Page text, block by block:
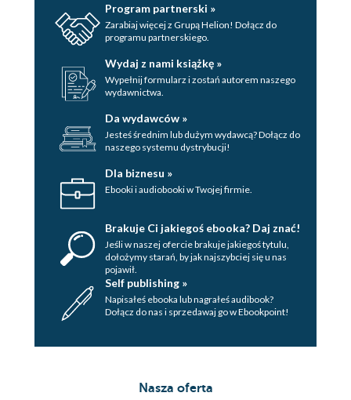
Program partnerski »
Zarabiaj więcej z Grupą Helion! Dołącz do
programu partnerskiego.
Wydaj z nami książkę »
Wypełnij formularz i zostań autorem naszego
wydawnictwa.
Da wydawców »
Jesteś średnim lub dużym wydawcą? Dołącz do
naszego systemu dystrybucji!
Dla biznesu »
Ebooki i audiobooki w Twojej firmie.
Brakuje Ci jakiegoś ebooka? Daj znać!
Jeśli w naszej ofercie brakuje jakiegoś tytulu,
dołożymy starań, by jak najszybciej się u nas
pojawił.
Self publishing »
Napisałeś ebooka lub nagrałeś audibook?
Dołącz do nas i sprzedawaj go w Ebookpoint!
Nasza oferta